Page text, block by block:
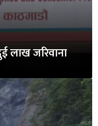
लाख जरिवाना